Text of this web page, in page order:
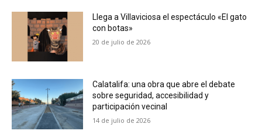
Llega a Villaviciosa el espectáculo «El gato
con botas»
20 de julio de 2026
Calatalifa: una obra que abre el debate
sobre seguridad, accesibilidad y
participación vecinal
14 de julio de 2026